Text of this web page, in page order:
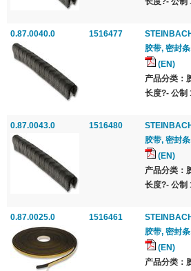
0.87.0040.0 1516477
胶带, 密封
(EN)
产品分类：
长度?- 公制
0.87.0043.0 1516480
胶带, 密封
(EN)
产品分类：
长度?- 公制
0.87.0025.0 1516461
胶带, 密封
(EN)
产品分类：